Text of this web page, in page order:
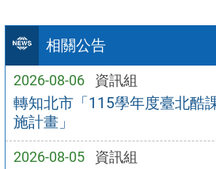
相關公告
2026-08-06 資訊組
轉知北市「115學年度臺北酷
施計畫」
2026-08-05 資訊組